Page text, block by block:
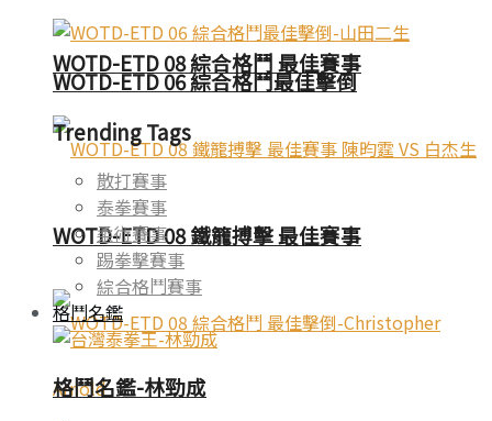
WOTD-ETD 08 綜合格鬥 最佳賽事
WOTD-ETD 08 鐵籠搏擊 最佳賽事
WOTD-ETD 06 綜合格鬥最佳擊倒
Trending Tags
散打賽事
泰拳賽事
柔術賽事
踢拳擊賽事
綜合格鬥賽事
格鬥名鑑
格鬥名鑑-林勁成